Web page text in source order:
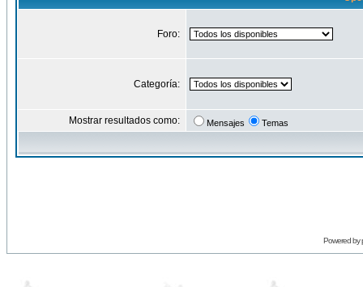
Foro:
Categoría:
Mostrar resultados como: Mensajes Temas
Powered by